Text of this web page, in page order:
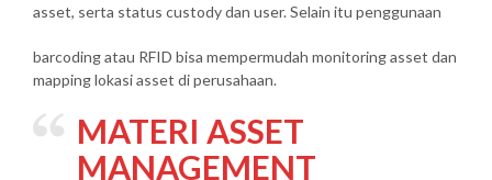
asset, serta status custody dan user. Selain itu penggunaan
barcoding atau RFID bisa mempermudah monitoring asset dan
mapping lokasi asset di perusahaan.
MATERI ASSET
MANAGEMENT